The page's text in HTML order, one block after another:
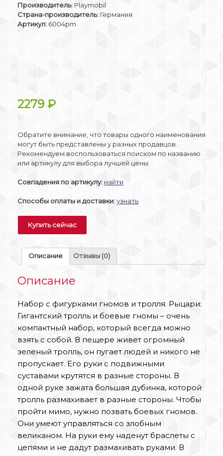
Производитель: Playmobil
Страна-производитель: Германия
Артикул: 6004pm
2279 ₽
Обратите внимание, что товары одного наименования
могут быть представлены у разных продавцов.
Рекомендуем воспользоваться поиском по названию
или артикулу для выбора лучшей цены.
Совпадения по артикулу: найти
Способы оплаты и доставки:узнать
Купить сейчас
Описание Отзывы (0)
Описание
Набор с фигурками гномов и тролля. Рыцари:
Гигантский тролль и боевые гномы – очень
компактный набор, который всегда можно
взять с собой. В пещере живет огромный
зеленый тролль, он пугает людей и никого не
пропускает. Его руки с подвижными
суставами крутятся в разные стороны. В
одной руке зажата большая дубинка, которой
тролль размахивает в разные стороны. Чтобы
пройти мимо, нужно позвать боевых гномов.
Они умеют управляться со злобным
великаном. На руки ему наденут браслеты с
цепями и не дадут размахивать руками. В